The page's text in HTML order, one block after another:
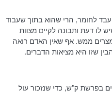
לחומר, הרי שהוא בתוך שעבוד
לו דעת ותבונה לקיים מצוות
ממש. אף שאין האדם רואה
שזו היא מציאות הדברים.
בפרשת ק"ש, כדי שנזכור עול